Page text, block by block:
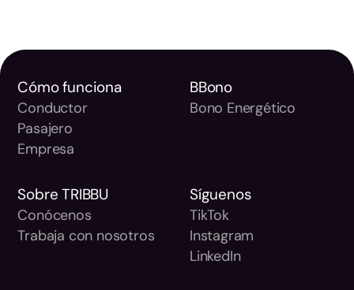
Sobre TRIBBU
Conócenos
Trabaja con nosotros
Cómo funciona
Conductor
Pasajero
Empresa
BBono
Bono Energético
Síguenos
TikTok
Instagram
LinkedIn